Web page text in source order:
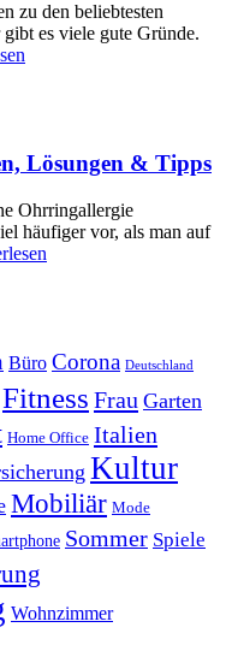
zu den beliebtesten
es viele gute Gründe.
Lösungen & Tipps
Ohrringallergie
häufiger vor, als man auf
Büro Corona Deutschland
Fitness Frau Garten
Home Office Italien
Kultur
Mobiliär Mode
Sommer Spiele
Wohnzimmer